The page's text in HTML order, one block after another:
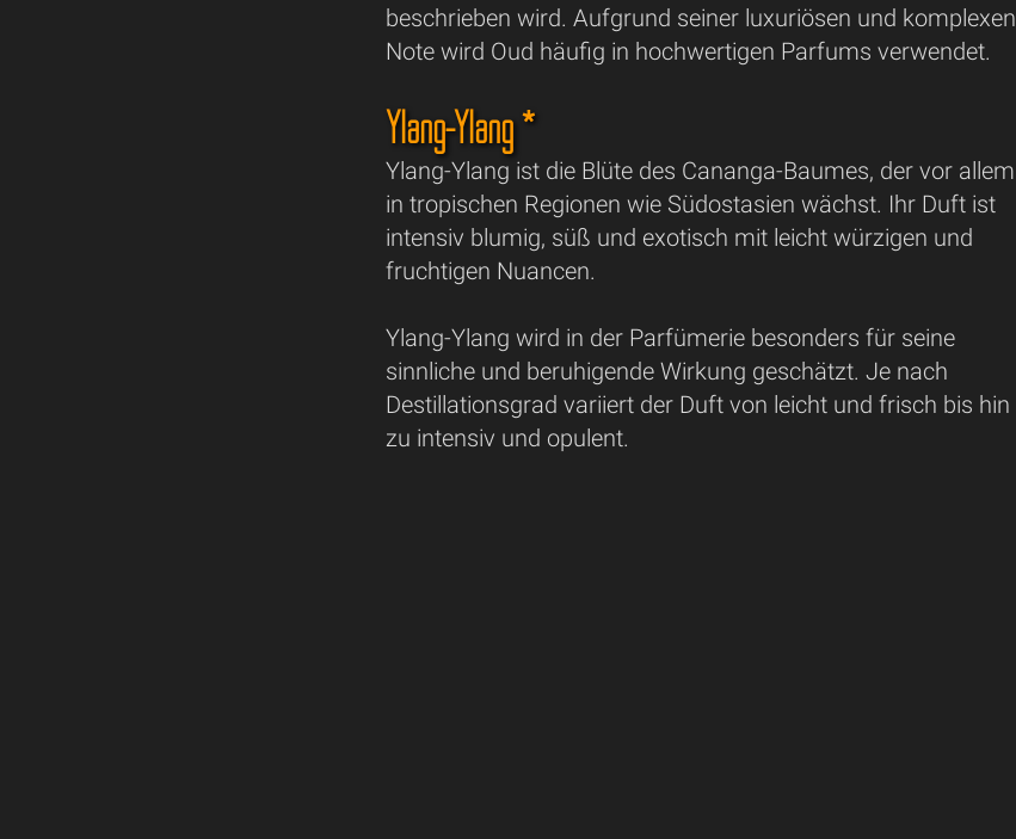
beschrieben wird. Aufgrund seiner luxuriösen und komplexen
Note wird Oud häufig in hochwertigen Parfums verwendet.
Ylang-Ylang *
Ylang-Ylang ist die Blüte des Cananga-Baumes, der vor allem
in tropischen Regionen wie Südostasien wächst. Ihr Duft ist
intensiv blumig, süß und exotisch mit leicht würzigen und
fruchtigen Nuancen.
Ylang-Ylang wird in der Parfümerie besonders für seine
sinnliche und beruhigende Wirkung geschätzt. Je nach
Destillationsgrad variiert der Duft von leicht und frisch bis hin
zu intensiv und opulent.